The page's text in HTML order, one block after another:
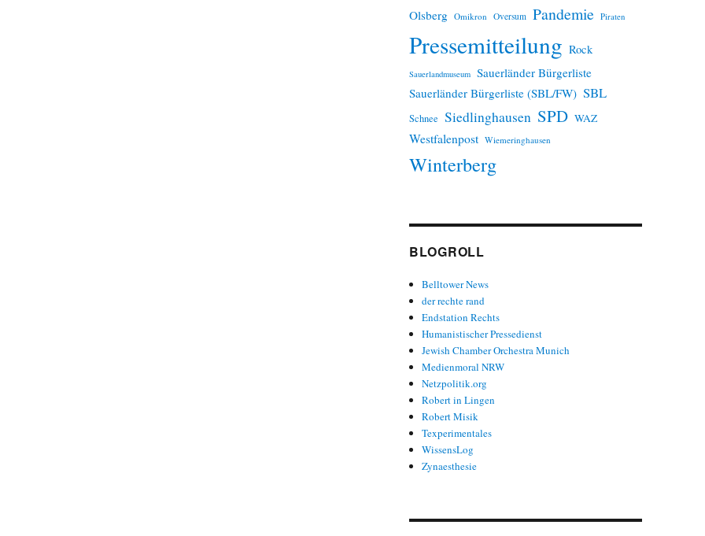
Olsberg Omikron Oversum Pandemie Piraten
Pressemitteilung Rock
Sauerlandmuseum Sauerländer Bürgerliste
Sauerländer Bürgerliste (SBL/FW) SBL
Schnee Siedlinghausen SPD WAZ
Westfalenpost Wiemeringhausen
Winterberg
BLOGROLL
Belltower News
der rechte rand
Endstation Rechts
Humanistischer Pressedienst
Jewish Chamber Orchestra Munich
Medienmoral NRW
Netzpolitik.org
Robert in Lingen
Robert Misik
Texperimentales
WissensLog
Zynaesthesie